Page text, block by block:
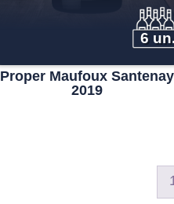
6 un.
Proper Maufoux Santenay
2019